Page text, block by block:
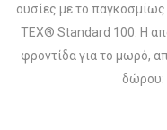
ουσίες με το παγκοσμίως
TEX® Standard 100. Η
φροντίδα για το μωρό,
δώρου: